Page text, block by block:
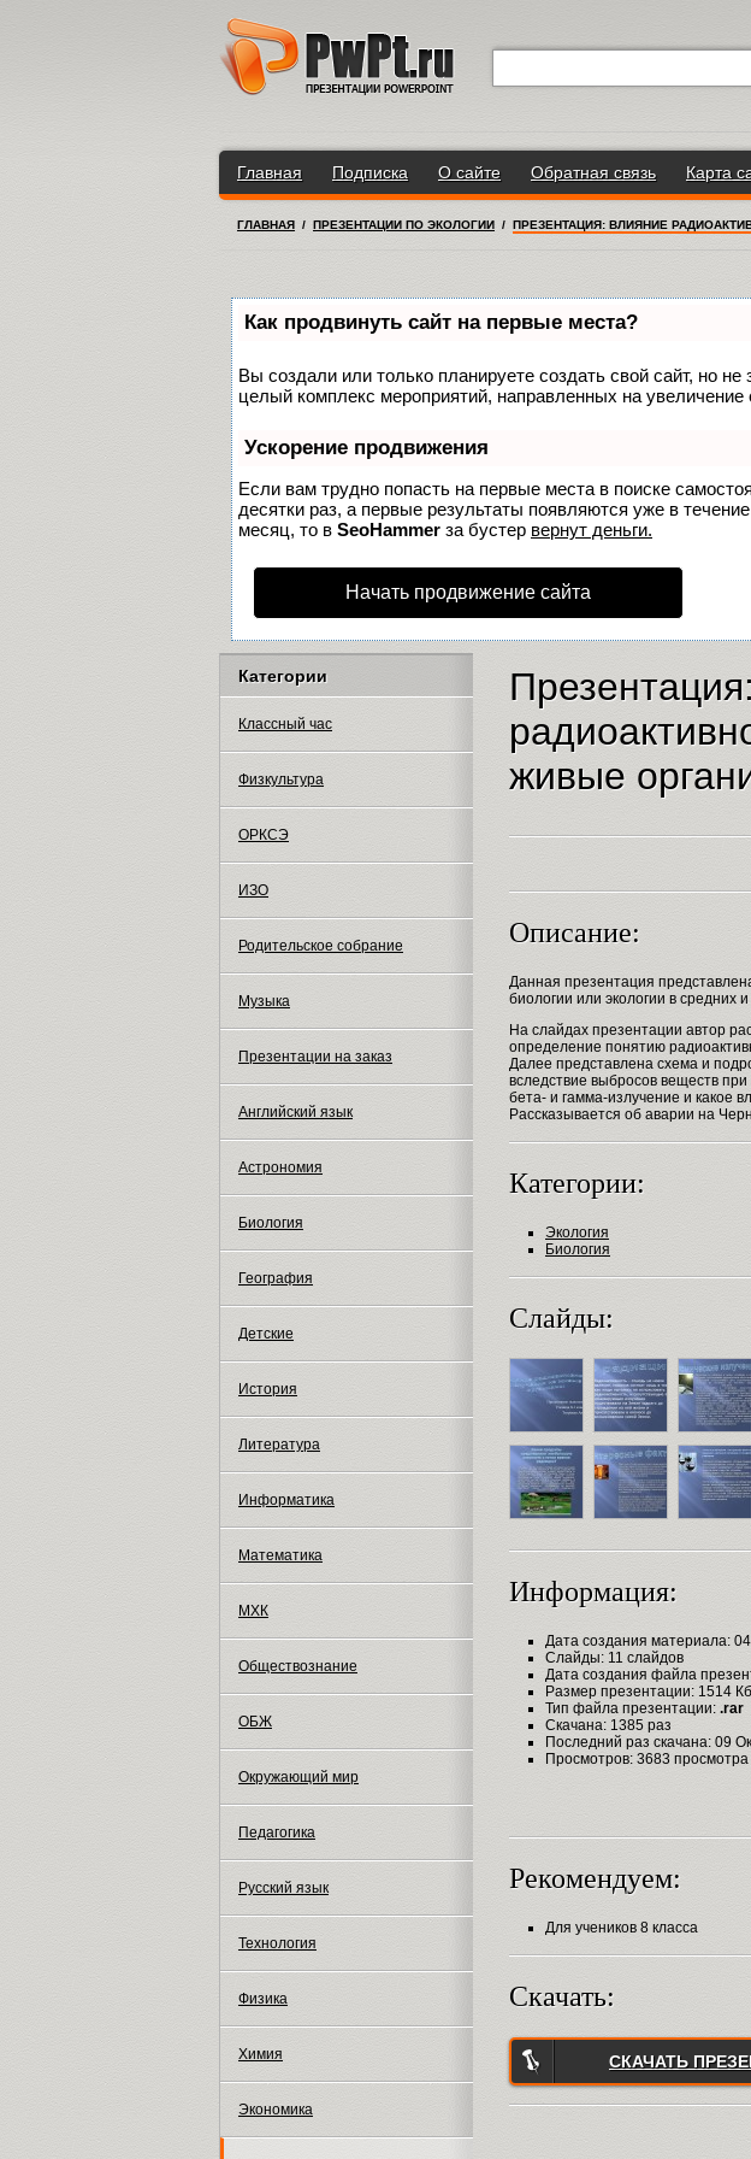
Главная Подписка О сайте Обратная связь Карта
ГЛАВНАЯ / ПРЕЗЕНТАЦИИ ПО ЭКОЛОГИИ / ПРЕЗЕНТАЦИЯ: ВЛИЯНИЕ
Как продвинуть сайт на первые места?
Вы создали или только планируете создать свой сайт, но
целый комплекс мероприятий, направленных на
Ускорение продвижения
Если вам трудно попасть на первые места в поиске
десятки раз, а первые результаты появляются уже в
месяц, то в SeoHammer за бустер вернут деньги.
Начать продвижение сайта
Категории
Классный час
Физкультура
ОРКСЭ
ИЗО
Родительское собрание
Музыка
Презентации на заказ
Английский язык
Астрономия
Биология
География
Детские
История
Литература
Информатика
Математика
МХК
Обществознание
ОБЖ
Окружающий мир
Педагогика
Русский язык
Технология
Физика
Химия
Экономика
живые
Описание:
Данная презентация
биологии или экологии в средних
На слайдах презентации автор
определение понятию
Далее представлена схема и
вследствие выбросов веществ
бета- и гамма-излучение и какое
Рассказывается об аварии на
Категории:
Экология
Биология
Слайды:
Информация:
Дата создания материала:
Слайды: 11 слайдов
Дата создания файла
Размер презентации: 1514 Кб
Тип файла презентации: .rar
Скачана: 1385 раз
Последний раз скачана: 09
Просмотров: 3683 просмотра
Рекомендуем:
Для учеников 8 класса
Скачать:
СКАЧАТЬ